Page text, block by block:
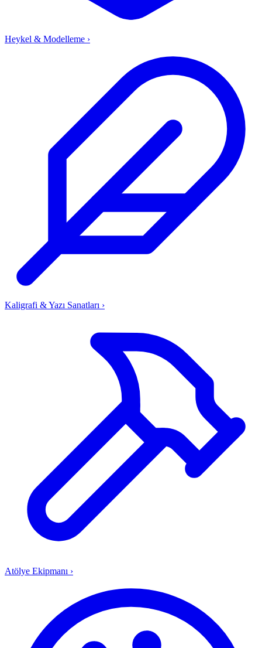
Heykel & Modelleme ›
Kaligrafi & Yazı Sanatları ›
Atölye Ekipmanı ›